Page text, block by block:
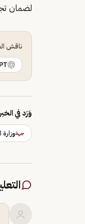
لضمان
ناقش
وَرَد في الخبر
جهة